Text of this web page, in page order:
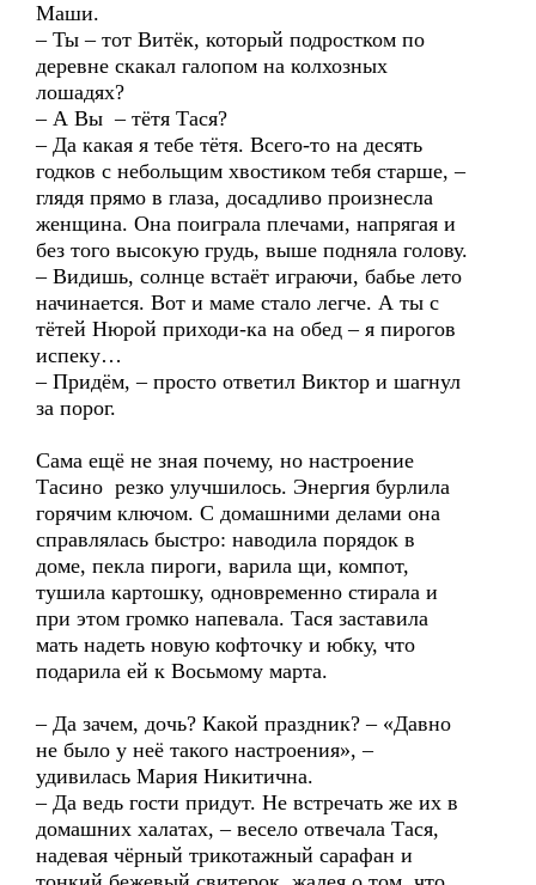
Маши.
– Ты – тот Витёк, который подростком по
деревне скакал галопом на колхозных
лошадях?
– А Вы – тётя Тася?
– Да какая я тебе тётя. Всего-то на десять
годков с небольщим хвостиком тебя старше, –
глядя прямо в глаза, досадливо произнесла
женщина. Она поиграла плечами, напрягая и
без того высокую грудь, выше подняла голову.
– Видишь, солнце встаёт играючи, бабье лето
начинается. Вот и маме стало легче. А ты с
тётей Нюрой приходи-ка на обед – я пирогов
испеку…
– Придём, – просто ответил Виктор и шагнул
за порог.
Сама ещё не зная почему, но настроение
Тасино резко улучшилось. Энергия бурлила
горячим ключом. С домашними делами она
справлялась быстро: наводила порядок в
доме, пекла пироги, варила щи, компот,
тушила картошку, одновременно стирала и
при этом громко напевала. Тася заставила
мать надеть новую кофточку и юбку, что
подарила ей к Восьмому марта.
– Да зачем, дочь? Какой праздник? – «Давно
не было у неё такого настроения», –
удивилась Мария Никитична.
– Да ведь гости придут. Не встречать же их в
домашних халатах, – весело отвечала Тася,
надевая чёрный трикотажный сарафан и